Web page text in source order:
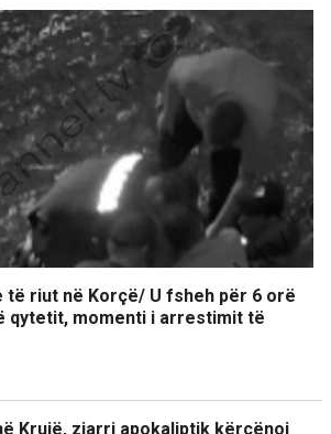
të riut në Korçë/ U fsheh për 6 orë
qytetit, momenti i arrestimit të
Krujë, zjarri apokaliptik kërcënoi